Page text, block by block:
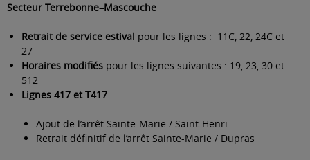
Secteur Terrebonne–Mascouche
Retrait de service estival pour les lignes : 11C, 22, 24C et
27
Horaires modifiés pour les lignes suivantes : 19, 23, 30 et
512
Lignes 417 et T417 :
Ajout de l’arrêt Sainte-Marie / Saint-Henri
Retrait définitif de l’arrêt Sainte-Marie / Dupras